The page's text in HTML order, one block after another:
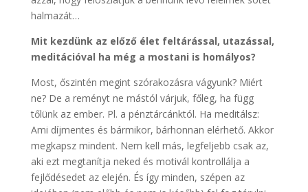
halmazát…
Mit kezdünk az előző élet feltárással, utazással,
meditációval ha még a mostani is homályos?
Most, őszintén megint szórakozásra vágyunk? Miért
ne? De a reményt ne mástól várjuk, főleg, ha függ
tőlünk az ember. Pl. a pénztárcánktól. Ha meditálsz:
Ami díjmentes és bármikor, bárhonnan elérhető. Akkor
megkapsz mindent. Nem kell más, legfeljebb csak az,
aki ezt megtanítja neked és motivál kontrollálja a
fejlődésedet az elején. És így minden, szépen az